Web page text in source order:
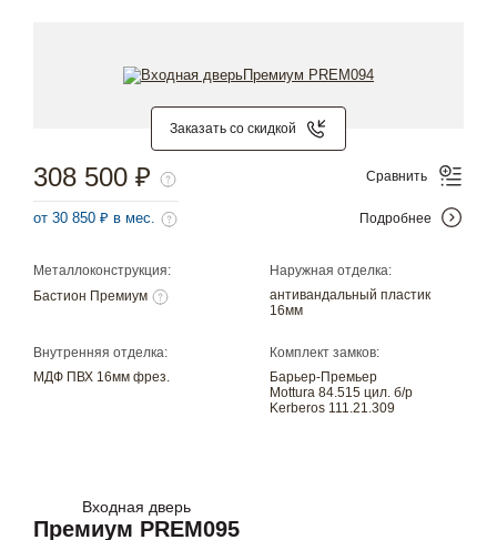
Заказать со скидкой
Металлоконструкция:
Бастион Премиум
Наружная отделка:
антивандальный пластик
16мм
Внутренняя отделка:
МДФ ПВХ 16мм фрез.
Комплект замков:
Барьер-Премьер
Mottura 84.515 цил. б/р
Kerberos 111.21.309
308 500 ₽
от 30 850 ₽ в мес.
Сравнить
Подробнее
Входная дверь
Премиум PREM095